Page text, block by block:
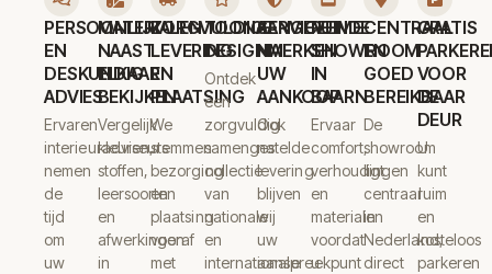
PERSOONLIJK
EN
DESKUNDIG
ADVIES
Ervaren
interieuradviseurs
nemen
de
tijd
om
uw
MATERIALEN
NAAST
ELKAAR
BEKIJKEN
Vergelijk
kleuren,
stoffen,
leersoorten
en
afwerkingen
in
ZORGVULDIGE
LEVERING
EN
PLAATSING
We
stemmen
bezorging
en
plaatsing
vooraf
met
TOONAANGEVENDE
DESIGNMERKEN
Ontdek
een
zorgvuldig
samengestelde
collectie
van
nationale
en
internationale
SERVICE
NA
UW
AANKOOP
Ook
na
levering
blijven
wij
uw
aanspreekpunt
RUIME
SHOWROOM
IN
BAARN
Ervaar
comfort,
verhoudingen
en
materialen
voordat
u
CENTRAAL
EN
GOED
BEREIKBAAR
De
showroom
ligt
centraal
in
Nederland,
direct
GRATIS
VOOR
DE
DEUR
U
kunt
ruim
en
kosteloos
parkeren